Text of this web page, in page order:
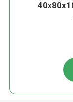
40x80x18mm PFA Cage P6